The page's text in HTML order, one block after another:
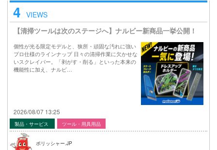
4 VIEWS
【清掃ツールは次のステージへ】ナルビー新商品一挙公開！
個性が光る限定モデルと、狭所・頑固な汚れに強い
プロ仕様のラインナップ 日々の清掃作業に欠かせな
いスクレイパー。「剥がす・削る」といった本来の
機能性に加え、ナルビ…
2026/08/07 13:25
製品・サービス ツール・用具用品
ポリッシャー.JP